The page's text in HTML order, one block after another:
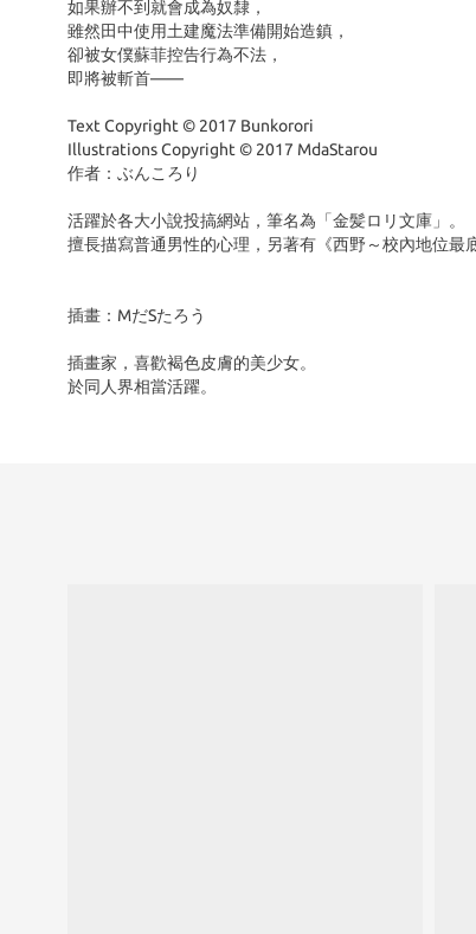
如果辦不到就會成為奴隸，
雖然田中使用土建魔法準備開始造鎮，
卻被女僕蘇菲控告行為不法，
即將被斬首——
Text Copyright © 2017 Bunkorori
Illustrations Copyright © 2017 MdaStarou
作者：ぶんころり
活躍於各大小說投搞網站，筆名為「金髪ロリ文庫」。
擅長描寫普通男性的心理，另著有《西野～校內地位最
插畫：MだSたろう
插畫家，喜歡褐色皮膚的美少女。
於同人界相當活躍。